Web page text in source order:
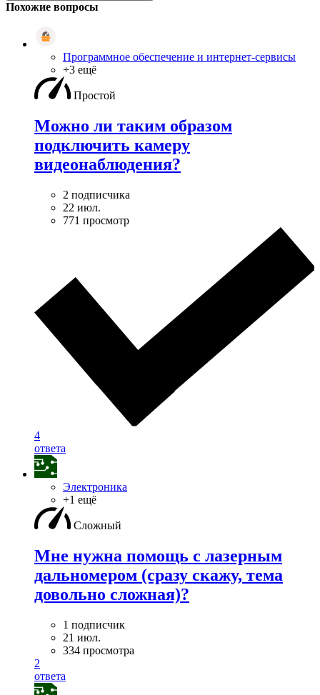
Похожие вопросы
Программное обеспечение и интернет-сервисы
+3 ещё
Простой
Можно ли таким образом
подключить камеру
видеонаблюдения?
2 подписчика
22 июл.
771 просмотр
4
ответа
Электроника
+1 ещё
Сложный
Мне нужна помощь с лазерным
дальномером (сразу скажу, тема
довольно сложная)?
1 подписчик
21 июл.
334 просмотра
2
ответа